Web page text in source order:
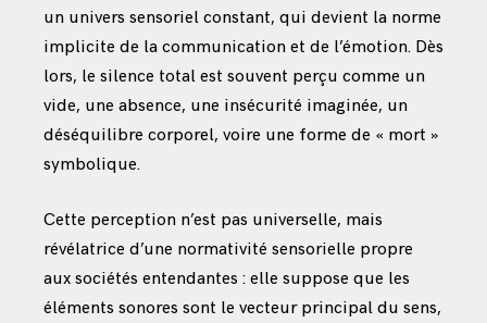
un univers sensoriel constant, qui devient la norme
implicite de la communication et de l’émotion. Dès
lors, le silence total est souvent perçu comme un
vide, une absence, une insécurité imaginée, un
déséquilibre corporel, voire une forme de « mort »
symbolique.
Cette perception n’est pas universelle, mais
révélatrice d’une normativité sensorielle propre
aux sociétés entendantes : elle suppose que les
éléments sonores sont le vecteur principal du sens,